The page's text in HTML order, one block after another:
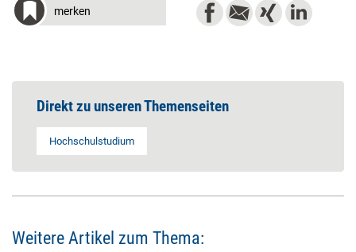
merken
Direkt zu unseren Themenseiten
Hochschulstudium
Weitere Artikel zum Thema: